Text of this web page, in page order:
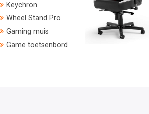
Keychron
Wheel Stand Pro
Gaming muis
Game toetsenbord